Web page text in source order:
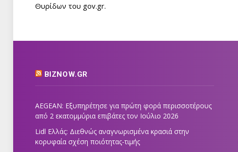
Θυρίδων του gov.gr.
BIZNOW.GR
AEGEAN: Εξυπηρέτησε για πρώτη φορά περισσοτέρους
από 2 εκατομμύρια επιβάτες τον Ιούλιο 2026
Lidl Ελλάς: Διεθνώς αναγνωρισμένα κρασιά στην
κορυφαία σχέση ποιότητας-τιμής